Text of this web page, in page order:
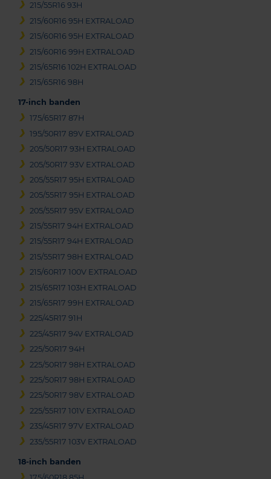
215/55R16 93H
215/60R16 95H EXTRALOAD
215/60R16 95H EXTRALOAD
215/60R16 99H EXTRALOAD
215/65R16 102H EXTRALOAD
215/65R16 98H
17-inch banden
175/65R17 87H
195/50R17 89V EXTRALOAD
205/50R17 93H EXTRALOAD
205/50R17 93V EXTRALOAD
205/55R17 95H EXTRALOAD
205/55R17 95H EXTRALOAD
205/55R17 95V EXTRALOAD
215/55R17 94H EXTRALOAD
215/55R17 94H EXTRALOAD
215/55R17 98H EXTRALOAD
215/60R17 100V EXTRALOAD
215/65R17 103H EXTRALOAD
215/65R17 99H EXTRALOAD
225/45R17 91H
225/45R17 94V EXTRALOAD
225/50R17 94H
225/50R17 98H EXTRALOAD
225/50R17 98H EXTRALOAD
225/50R17 98V EXTRALOAD
225/55R17 101V EXTRALOAD
235/45R17 97V EXTRALOAD
235/55R17 103V EXTRALOAD
18-inch banden